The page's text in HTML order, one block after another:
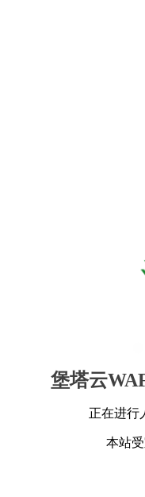
堡塔云
正在进行
本站